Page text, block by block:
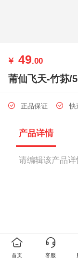
￥ 49.00
莆仙飞天-竹荪/
正品保证 快
产品详情
请编辑该产品详
首页 客服